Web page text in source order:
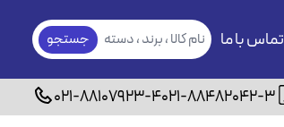
تماس با ما
نام کالا ، برند ، دسته
بندی
جستجو
021-88482042-3
021-88107923-4